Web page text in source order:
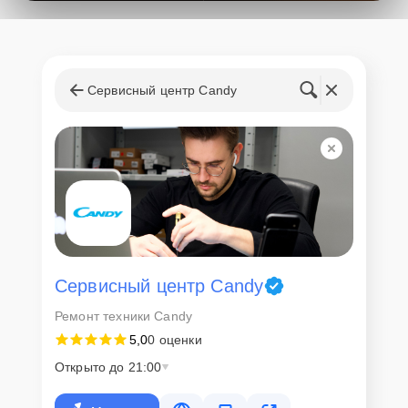
запчастей
Для всех клиентов действуют демократичные и фиксированные
цены. Конечная стоимость работ обсуждается с клиентом и не в
коем случае не может измениться в процессе работ. Сервис не
навязывает клиентам дополнительные услуги и не
предусматривает скрытые платежи. Рассчитать предварительную
стоимость ремонта можно с помощью нашегоКалькулятора
Скорость диагностики и
ремонта
Наша компания ценит время клиентов и понимает важность
оперативного решения любых вопросов. В среднем, ремонт
клиент сможет забрать свой гаджет в этот же день. При
Сервисный центр Candy
Сервисный центр Candy
Ремонт техники Candy
5,00 оценки
Открыто до 21:00